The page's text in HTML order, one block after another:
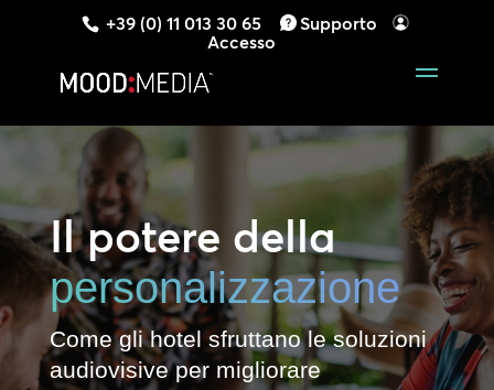
+39 (0) 11 013 30 65
Supporto
Accesso
Il potere della
personalizzazione
Come gli hotel sfruttano le soluzioni
audiovisive per migliorare